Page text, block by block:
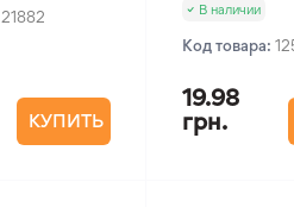
21882
КУПИТЬ
В наличии
Код товара:
19.98
грн.